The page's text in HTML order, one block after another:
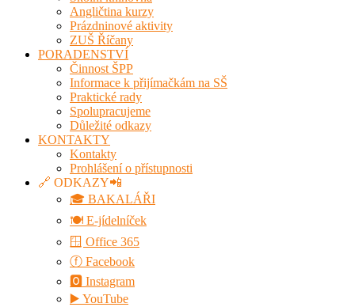
Angličtina kurzy
Prázdninové aktivity
ZUŠ Říčany
PORADENSTVÍ
Činnost ŠPP
Informace k přijímačkám na SŠ
Praktické rady
Spolupracujeme
Důležité odkazy
KONTAKTY
Kontakty
Prohlášení o přístupnosti
🔗 ODKAZY📲
🎓 BAKALÁŘI
🍽️ E-jídelníček
🪟 Office 365
ⓕ Facebook
🅾 Instagram
▶️ YouTube